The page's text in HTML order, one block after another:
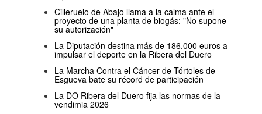
Cilleruelo de Abajo llama a la calma ante el
proyecto de una planta de biogás: "No supone
su autorización"
La Diputación destina más de 186.000 euros a
impulsar el deporte en la Ribera del Duero
La Marcha Contra el Cáncer de Tórtoles de
Esgueva bate su récord de participación
La DO Ribera del Duero fija las normas de la
vendimia 2026